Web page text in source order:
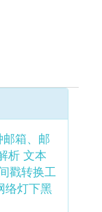
箱、邮
析 文本
戳转换工
络灯下黑